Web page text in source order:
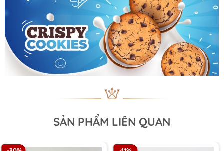
SẢN PHẨM LIÊN QUAN